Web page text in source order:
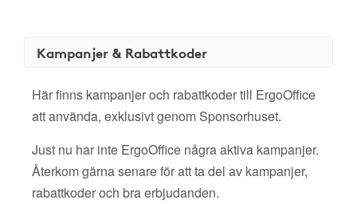
Kampanjer & Rabattkoder
Här finns kampanjer och rabattkoder till ErgoOffice
att använda, exklusivt genom Sponsorhuset.
Just nu har inte ErgoOffice några aktiva kampanjer.
Återkom gärna senare för att ta del av kampanjer,
rabattkoder och bra erbjudanden.